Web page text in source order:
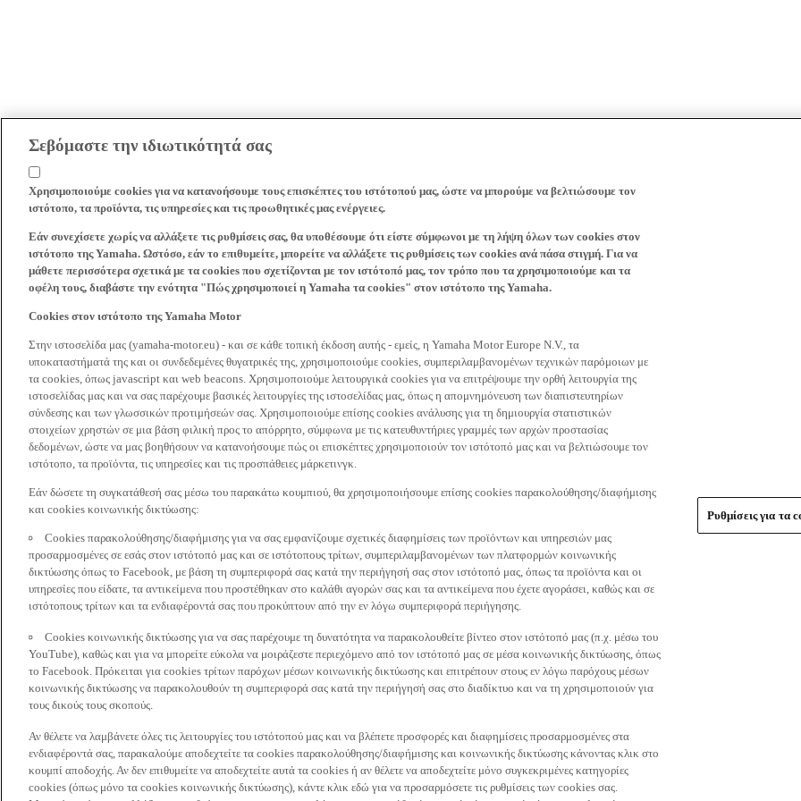
Σεβόμαστε την ιδιωτικότητά σας
Χρησιμοποιούμε cookies για να κατανοήσουμε τους επισκέπτες του ιστότοπού μας, ώστε να μπορούμε να βελτιώσουμε τον
ιστότοπο, τα προϊόντα, τις υπηρεσίες και τις προωθητικές μας ενέργειες.
Εάν συνεχίσετε χωρίς να αλλάξετε τις ρυθμίσεις σας, θα υποθέσουμε ότι είστε σύμφωνοι με τη λήψη όλων των cookies στον
ιστότοπο της Yamaha. Ωστόσο, εάν το επιθυμείτε, μπορείτε να αλλάξετε τις ρυθμίσεις των cookies ανά πάσα στιγμή. Για να
μάθετε περισσότερα σχετικά με τα cookies που σχετίζονται με τον ιστότοπό μας, τον τρόπο που τα χρησιμοποιούμε και τα
οφέλη τους, διαβάστε την ενότητα "Πώς χρησιμοποιεί η Yamaha τα cookies" στον ιστότοπο της Yamaha.
Cookies στον ιστότοπο της Yamaha Motor
Στην ιστοσελίδα μας (yamaha-motor.eu) - και σε κάθε τοπική έκδοση αυτής - εμείς, η Yamaha Motor Europe N.V., τα
υποκαταστήματά της και οι συνδεδεμένες θυγατρικές της, χρησιμοποιούμε cookies, συμπεριλαμβανομένων τεχνικών παρόμοιων με
τα cookies, όπως javascript και web beacons. Χρησιμοποιούμε λειτουργικά cookies για να επιτρέψουμε την ορθή λειτουργία της
ιστοσελίδας μας και να σας παρέχουμε βασικές λειτουργίες της ιστοσελίδας μας, όπως η απομνημόνευση των διαπιστευτηρίων
σύνδεσης και των γλωσσικών προτιμήσεών σας. Χρησιμοποιούμε επίσης cookies ανάλυσης για τη δημιουργία στατιστικών
στοιχείων χρηστών σε μια βάση φιλική προς το απόρρητο, σύμφωνα με τις κατευθυντήριες γραμμές των αρχών προστασίας
δεδομένων, ώστε να μας βοηθήσουν να κατανοήσουμε πώς οι επισκέπτες χρησιμοποιούν τον ιστότοπό μας και να βελτιώσουμε τον
ιστότοπο, τα προϊόντα, τις υπηρεσίες και τις προσπάθειες μάρκετινγκ.
Εάν δώσετε τη συγκατάθεσή σας μέσω του παρακάτω κουμπιού, θα χρησιμοποιήσουμε επίσης cookies παρακολούθησης/διαφήμισης
και cookies κοινωνικής δικτύωσης:
Cookies παρακολούθησης/διαφήμισης για να σας εμφανίζουμε σχετικές διαφημίσεις των προϊόντων και υπηρεσιών μας
προσαρμοσμένες σε εσάς στον ιστότοπό μας και σε ιστότοπους τρίτων, συμπεριλαμβανομένων των πλατφορμών κοινωνικής
δικτύωσης όπως το Facebook, με βάση τη συμπεριφορά σας κατά την περιήγησή σας στον ιστότοπό μας, όπως τα προϊόντα και οι
υπηρεσίες που είδατε, τα αντικείμενα που προστέθηκαν στο καλάθι αγορών σας και τα αντικείμενα που έχετε αγοράσει, καθώς και σε
ιστότοπους τρίτων και τα ενδιαφέροντά σας που προκύπτουν από την εν λόγω συμπεριφορά περιήγησης.
Cookies κοινωνικής δικτύωσης για να σας παρέχουμε τη δυνατότητα να παρακολουθείτε βίντεο στον ιστότοπό μας (π.χ. μέσω του
YouTube), καθώς και για να μπορείτε εύκολα να μοιράζεστε περιεχόμενο από τον ιστότοπό μας σε μέσα κοινωνικής δικτύωσης, όπως
το Facebook. Πρόκειται για cookies τρίτων παρόχων μέσων κοινωνικής δικτύωσης και επιτρέπουν στους εν λόγω παρόχους μέσων
κοινωνικής δικτύωσης να παρακολουθούν τη συμπεριφορά σας κατά την περιήγησή σας στο διαδίκτυο και να τη χρησιμοποιούν για
τους δικούς τους σκοπούς.
Αν θέλετε να λαμβάνετε όλες τις λειτουργίες του ιστότοπού μας και να βλέπετε προσφορές και διαφημίσεις προσαρμοσμένες στα
ενδιαφέροντά σας, παρακαλούμε αποδεχτείτε τα cookies παρακολούθησης/διαφήμισης και κοινωνικής δικτύωσης κάνοντας κλικ στο
κουμπί αποδοχής. Αν δεν επιθυμείτε να αποδεχτείτε αυτά τα cookies ή αν θέλετε να αποδεχτείτε μόνο συγκεκριμένες κατηγορίες
cookies (όπως μόνο τα cookies κοινωνικής δικτύωσης), κάντε κλικ εδώ για να προσαρμόσετε τις ρυθμίσεις των cookies σας.
Ρυθμίσεις για τα